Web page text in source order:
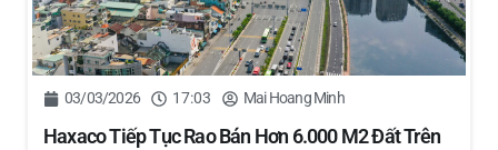
03/03/2026 17:03 Mai Hoang Minh
Haxaco Tiếp Tục Rao Bán Hơn 6.000 M2 Đất Trên